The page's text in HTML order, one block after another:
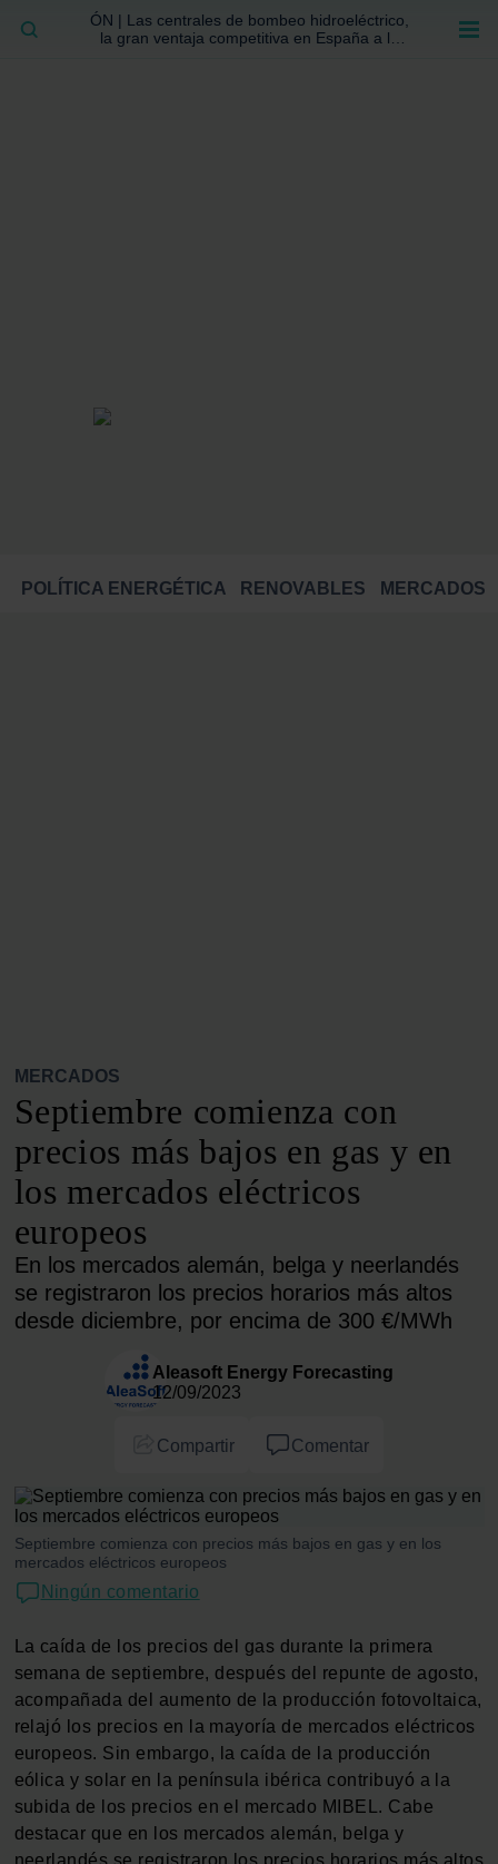
ÓN | Las centrales de bombeo hidroeléctrico,
la gran ventaja competitiva en España a la
POLÍTICA ENERGÉTICA RENOVABLES MERCADOS
BUSCAR
MERCADOS
Septiembre comienza con
precios más bajos en gas y en
los mercados eléctricos
europeos
En los mercados alemán, belga y neerlandés
se registraron los precios horarios más altos
desde diciembre, por encima de 300 €/MWh
Aleasoft Energy Forecasting
12/09/2023
Compartir Comentar
Septiembre comienza con precios más bajos en gas y en los
mercados eléctricos europeos
Ningún comentario
La caída de los precios del gas durante la primera
semana de septiembre, después del repunte de agosto,
acompañada del aumento de la producción fotovoltaica,
relajó los precios en la mayoría de mercados eléctricos
europeos. Sin embargo, la caída de la producción
eólica y solar en la península ibérica contribuyó a la
subida de los precios en el mercado MIBEL. Cabe
destacar que en los mercados alemán, belga y
neerlandés se registraron los precios horarios más altos